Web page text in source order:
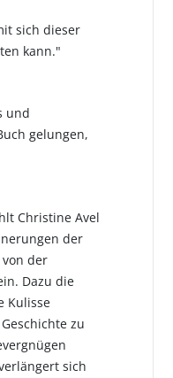
sich dieser
kann."
und
gelungen,
Christine Avel
der
der
Dazu die
Kulisse
zu
sich